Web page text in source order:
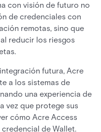
con visión de futuro no
de credenciales con
remotas, sino que
reducir los riesgos
futura, Acre
a los sistemas de
una experiencia de
vez que protege sus
cómo Acre Access
de Wallet.